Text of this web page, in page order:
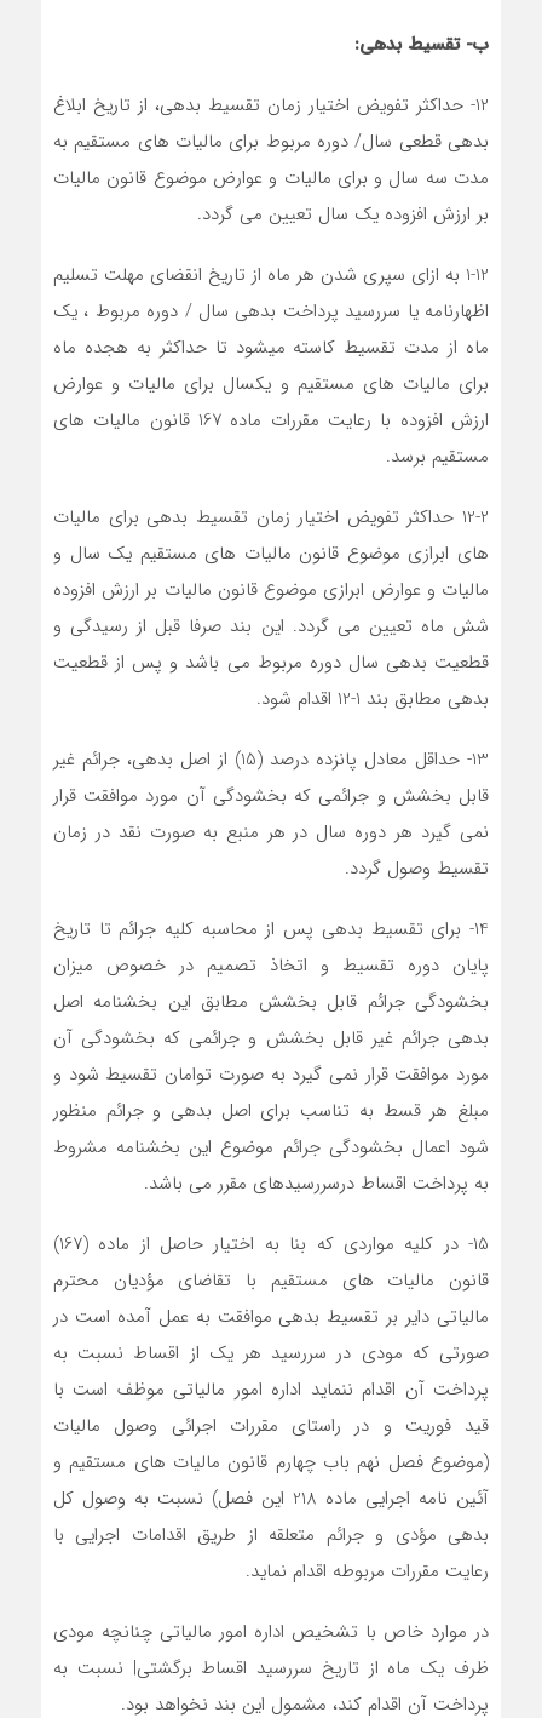
ب- تقسیط بدهی:
12- حداکثر تفویض اختیار زمان تقسیط بدهی، از تاریخ ابلاغ
بدهی قطعی سال/ دوره مربوط برای مالیات های مستقیم به
مدت سه سال و برای مالیات و عوارض موضوع قانون مالیات
بر ارزش افزوده یک سال تعیین می گردد.
1-12 به ازای سپری شدن هر ماه از تاریخ انقضای مهلت تسلیم
اظهارنامه یا سررسید پرداخت بدهی سال / دوره مربوط ، یک
ماه از مدت تقسیط کاسته میشود تا حداکثر به هجده ماه
برای مالیات های مستقیم و یکسال برای مالیات و عوارض
ارزش افزوده با رعایت مقررات ماده 167 قانون مالیات های
مستقیم برسد.
12-2 حداکثر تفویض اختیار زمان تقسیط بدهی برای مالیات
های ابرازی موضوع قانون مالیات های مستقیم یک سال و
مالیات و عوارض ابرازی موضوع قانون مالیات بر ارزش افزوده
شش ماه تعیین می گردد. این بند صرفا قبل از رسیدگی و
قطعیت بدهی سال دوره مربوط می باشد و پس از قطعیت
بدهی مطابق بند 1-12 اقدام شود.
13- حداقل معادل پانزده درصد (15) از اصل بدهی، جرائم غیر
قابل بخشش و جرائمی که بخشودگی آن مورد موافقت قرار
نمی گیرد هر دوره سال در هر منبع به صورت نقد در زمان
تقسیط وصول گردد.
14- برای تقسیط بدهی پس از محاسبه کلیه جرائم تا تاریخ
پایان دوره تقسیط و اتخاذ تصمیم در خصوص میزان
بخشودگی جرائم قابل بخشش مطابق این بخشنامه اصل
بدهی جرائم غیر قابل بخشش و جرائمی که بخشودگی آن
مورد موافقت قرار نمی گیرد به صورت توامان تقسیط شود و
مبلغ هر قسط به تناسب برای اصل بدهی و جرائم منظور
شود اعمال بخشودگی جرائم موضوع این بخشنامه مشروط
به پرداخت اقساط درسررسیدهای مقرر می باشد.
15- در کلیه مواردی که بنا به اختیار حاصل از ماده (167)
قانون مالیات های مستقیم با تقاضای مؤدیان محترم
مالیاتی دایر بر تقسیط بدهی موافقت به عمل آمده است در
صورتی که مودی در سررسید هر یک از اقساط نسبت به
پرداخت آن اقدام ننماید اداره امور مالیاتی موظف است با
قید فوریت و در راستای مقررات اجرائی وصول مالیات
(موضوع فصل نهم باب چهارم قانون مالیات های مستقیم و
آئین نامه اجرایی ماده 218 این فصل) نسبت به وصول کل
بدهی مؤدی و جرائم متعلقه از طریق اقدامات اجرایی با
رعایت مقررات مربوطه اقدام نماید.
در موارد خاص با تشخیص اداره امور مالیاتی چنانچه مودی
ظرف یک ماه از تاریخ سررسید اقساط برگشتی| نسبت به
پرداخت آن اقدام کند، مشمول این بند نخواهد بود.